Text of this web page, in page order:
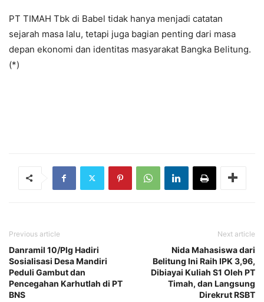
PT TIMAH Tbk di Babel tidak hanya menjadi catatan
sejarah masa lalu, tetapi juga bagian penting dari masa
depan ekonomi dan identitas masyarakat Bangka Belitung.
(*)
Previous article
Danramil 10/Plg Hadiri
Sosialisasi Desa Mandiri
Peduli Gambut dan
Pencegahan Karhutlah di PT
BNS
Next article
Nida Mahasiswa dari
Belitung Ini Raih IPK 3,96,
Dibiayai Kuliah S1 Oleh PT
Timah, dan Langsung
Direkrut RSBT